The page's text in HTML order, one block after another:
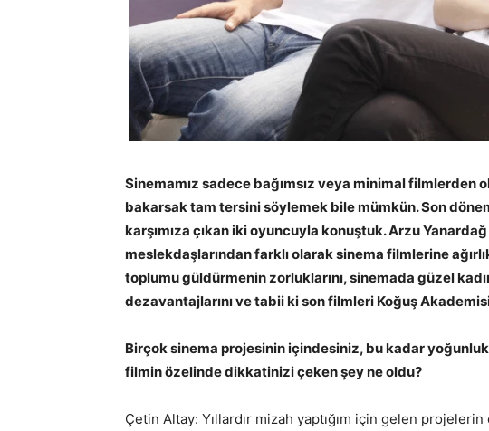
Sinemamız sadece bağımsız veya minimal filmlerden
bakarsak tam tersini söylemek bile mümkün. Son
karşımıza çıkan iki oyuncuyla konuştuk. Arzu
meslekdaşlarından farklı olarak sinema filmlerine
toplumu güldürmenin zorluklarını, sinemada güzel
dezavantajlarını ve tabii ki son filmleri Koğuş
Birçok sinema projesinin içindesiniz, bu kadar
filmin özelinde dikkatinizi çeken şey ne oldu?
Çetin Altay: Yıllardır mizah yaptığım için gelen